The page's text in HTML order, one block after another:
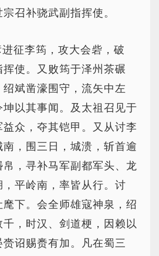
召补骁武副指挥使。
征李筠，攻大会砦，破
使。又败筠于泽州茶碾
斌凿濠围守，流矢中左
坤以其事闻。及太祖召见于
众，夺其铠甲。又从讨李
，围三日，城溃，斩首逾
，寻补马军副都军头、龙
平岭南，率皆从行。讨
下。会全师雄寇神泉，绍
，时汉、剑道梗，因赖以
诏赐赉有加。凡在蜀三